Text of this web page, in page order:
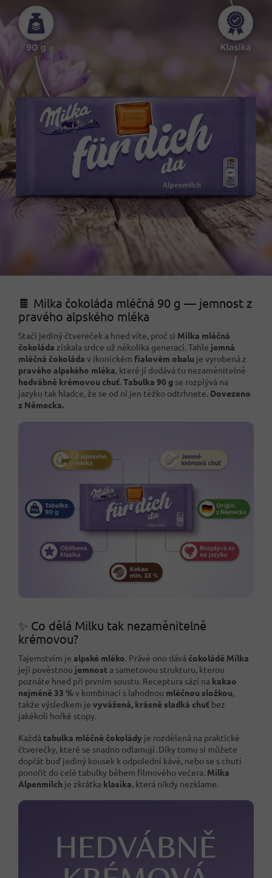
🍫 Milka čokoláda mléčná 90 g — jemnost z
pravého alpského mléka
Stačí jediný čtvereček a hned víte, proč si Milka mléčná
čokoláda získala srdce už několika generací. Tahle jemná
mléčná čokoláda v ikonickém fialovém obalu je vyrobená z
pravého alpského mléka, které jí dodává tu nezaměnitelně
hedvábně krémovou chuť.Tabulka 90 g se rozplývá na
jazyku tak hladce, že se od ní jen těžko odtrhnete. Dovezeno
z Německa.
✨ Co dělá Milku tak nezaměnitelně
krémovou?
Tajemstvím je alpské mléko. Právě ono dává čokoládě Milka
její pověstnou jemnost a sametovou strukturu, kterou
poznáte hned při prvním soustu. Receptura sází na kakao
nejméně 33 % v kombinaci s lahodnou mléčnou složkou,
takže výsledkem je vyvážená, krásně sladká chuť bez
jakékoli hořké stopy.
Každá tabulka mléčné čokolády je rozdělená na praktické
čtverečky, které se snadno odlamují. Díky tomu si můžete
dopřát buď jediný kousek k odpolední kávě, nebo se s chutí
ponořit do celé tabulky během filmového večera. Milka
Alpenmilch je zkrátka klasika, která nikdy nezklame.